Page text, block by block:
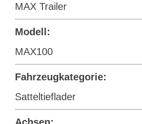
MAX Trailer
Modell:
MAX100
Fahrzeugkategorie:
Satteltieflader